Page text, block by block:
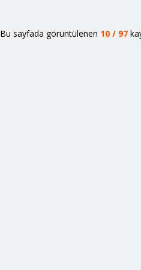
Bu sayfada görüntülenen 10 / 97